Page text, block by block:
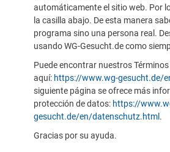
automáticamente el sitio web. Por
la casilla abajo. De esta manera
programa sino una persona real.
usando WG-Gesucht.de como
Puede encontrar nuestros
aquí: https://www.wg-gesucht.de/
siguiente página se ofrece más
protección de datos: https://
gesucht.de/en/datenschutz.html .
Gracias por su ayuda.